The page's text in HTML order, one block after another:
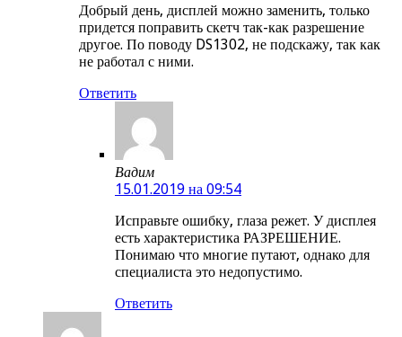
Добрый день, дисплей можно заменить, только
придется поправить скетч так-как разрешение
другое. По поводу DS1302, не подскажу, так как
не работал с ними.
Ответить
Вадим
15.01.2019 на 09:54
Исправьте ошибку, глаза режет. У дисплея
есть характеристика РАЗРЕШЕНИЕ.
Понимаю что многие путают, однако для
специалиста это недопустимо.
Ответить